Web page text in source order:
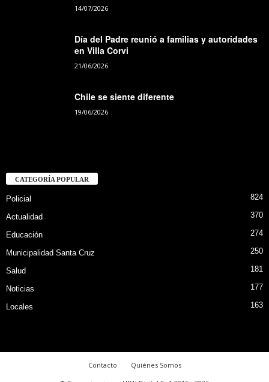
14/07/2026
Día del Padre reunió a familias y autoridades
en Villa Corvi
21/06/2026
Chile se siente diferente
19/06/2026
CATEGORÍA POPULAR
Policial 824
Actualidad 370
Educación 274
Municipalidad Santa Cruz 250
Salud 181
Noticias 177
Locales 163
Contacto
Quiénes Somos